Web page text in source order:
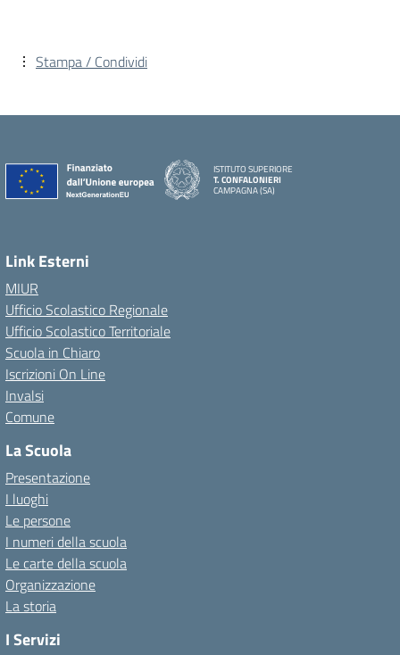
Stampa / Condividi
ISTITUTO SUPERIORE
T. CONFALONIERI
CAMPAGNA (SA)
Link Esterni
MIUR
Ufficio Scolastico Regionale
Ufficio Scolastico Territoriale
Scuola in Chiaro
Iscrizioni On Line
Invalsi
Comune
La Scuola
Presentazione
I luoghi
Le persone
I numeri della scuola
Le carte della scuola
Organizzazione
La storia
I Servizi